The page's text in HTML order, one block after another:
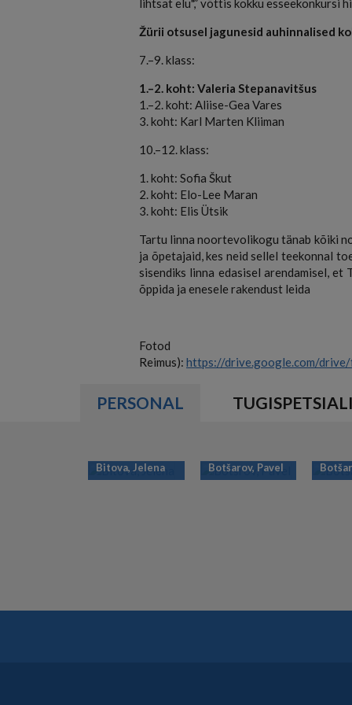
lihtsat elu",” võttis kokku esseekonkursi
Žürii otsusel jagunesid auhinnalised
7.–9. klass:
1.–2. koht: Valeria Stepanavitšus
1.–2. koht: Aliise-Gea Vares
3. koht: Karl Marten Kliiman
10.–12. klass:
1. koht: Sofia Škut
2. koht: Elo-Lee Maran
3. koht: Elis Ütsik
Tartu linna noortevolikogu tänab kõiki
ja õpetajaid, kes neid sellel teekonnal
sisendiks linna edasisel arendamisel,
õppida ja enesele rakendust leida
Reimus): https://drive.google.com/
PERSONAL
Bitova, Jelena Botšarov, Pavel